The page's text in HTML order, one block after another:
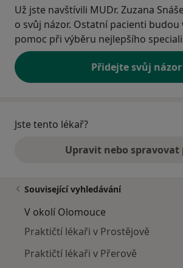
Už jste navštívili MUDr. Zuzana
o svůj názor. Ostatní pacienti budou
pomoc při výběru nejlepšího
Přidejte svůj názor
Jste tento lékař?
Upravit nebo spravovat
Související vyhledávání
V okolí Olomouce
Praktičtí lékaři v Prostějově
Praktičtí lékaři v Přerově